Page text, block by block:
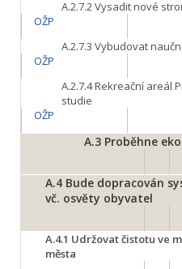
A.2.7.2Vysadit nové
OŽP
A.2.7.3 Vybudovat
OŽP
A.2.7.4Rekreační areál
studie
OŽP
A.3 Proběhne
A.4 Bude dopracován
vč. osvěty obyvatel
A.4.1 Udržovat čistotu ve
města